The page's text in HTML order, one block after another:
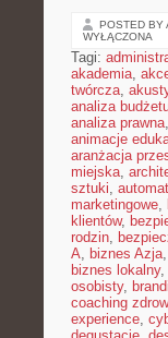
POSTED BY
WYŁĄCZONA
Tagi:
akademia,
twórcza,
analiza
analiza prawna,
animacje
aranżacja
miejska,
sztuki,
marketingowe,
klientów,
rodzin,
A, biznes Azja,
biznes lokalny,
osobisty,
coaching
experience,